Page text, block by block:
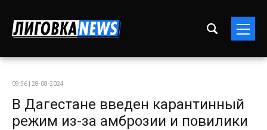
09:56 | 28-08-2024
В Дагестане введен карантинный
режим из-за амброзии и повилики